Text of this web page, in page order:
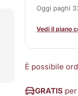
Oggi paghi
Vedi il piano
È possibile
GRATIS